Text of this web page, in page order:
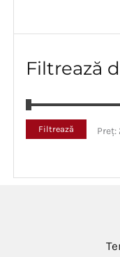
Filtrează
Filtrează Preț: